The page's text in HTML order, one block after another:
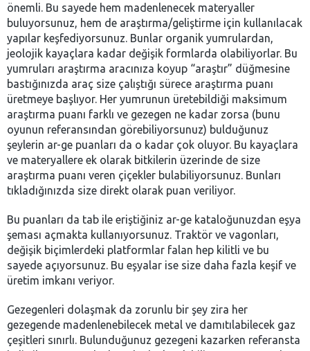
önemli. Bu sayede hem madenlenecek materyaller
buluyorsunuz, hem de araştırma/geliştirme için kullanılacak
yapılar keşfediyorsunuz. Bunlar organik yumrulardan,
jeolojik kayaçlara kadar değişik formlarda olabiliyorlar. Bu
yumruları araştırma aracınıza koyup “araştır” düğmesine
bastığınızda araç size çalıştığı sürece araştırma puanı
üretmeye başlıyor. Her yumrunun üretebildiği maksimum
araştırma puanı farklı ve gezegen ne kadar zorsa (bunu
oyunun referansından görebiliyorsunuz) bulduğunuz
şeylerin ar-ge puanları da o kadar çok oluyor. Bu kayaçlara
ve materyallere ek olarak bitkilerin üzerinde de size
araştırma puanı veren çiçekler bulabiliyorsunuz. Bunları
tıkladığınızda size direkt olarak puan veriliyor.
Bu puanları da tab ile eriştiğiniz ar-ge kataloğunuzdan eşya
şeması açmakta kullanıyorsunuz. Traktör ve vagonları,
değişik biçimlerdeki platformlar falan hep kilitli ve bu
sayede açıyorsunuz. Bu eşyalar ise size daha fazla keşif ve
üretim imkanı veriyor.
Gezegenleri dolaşmak da zorunlu bir şey zira her
gezegende madenlenebilecek metal ve damıtılabilecek gaz
çeşitleri sınırlı. Bulunduğunuz gezegeni kazarken referansta